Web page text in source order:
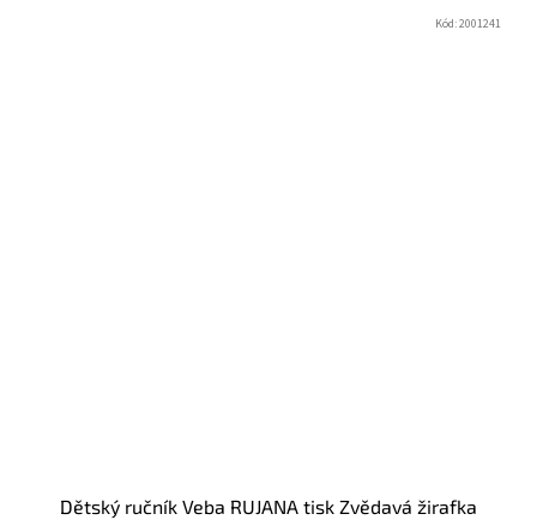
Dětský ručník Veba RUJANA tisk Zvědavá žirafka
Kód:2001241